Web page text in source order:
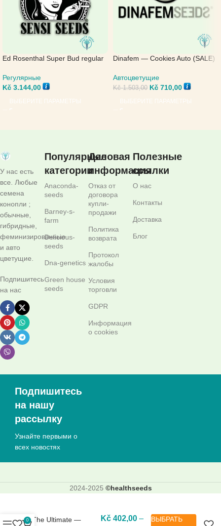
Ed Rosenthal Super Bud regular
Регулярные
Kč 3.144,00
Dinafem — Cookies Auto (SALE)
Автоцветущие
Kč1.503,00 Kč 710,00
ВЫБЕРИТЕ ПАРАМЕТРЫ
У нас есть
все. Любые
семена
конопли ;
обычные,
гибридные,
феминизированные
и авто
цветущие.
Подпишитесь
на нас
Популярные
категории
Anaconda-
seeds
Barney-s-
farm
Delicious-
seeds
Dna-genetics
Green house
seeds
Деловая
информация
Отказ от
договора
купли-
продажи
Политика
возврата
Протокол
жалобы
Условия
торговли
GDPR
Информация
о cookies
Полезные
ссылки
О нас
Контакты
Доставка
Блог
Подпишитесь
на нашу
рассылку
Узнайте первыми о
всех новостях
2024-2025 ©healthseeds
The Ultimate —
Kč 402,00 – ВЫБРАТЬ
0